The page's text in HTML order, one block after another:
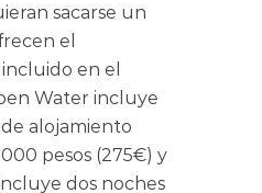
sacarse un
el
en el
Water incluye
alojamiento
pesos (275€) y
dos noches